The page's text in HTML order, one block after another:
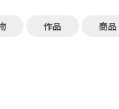
作品 商品